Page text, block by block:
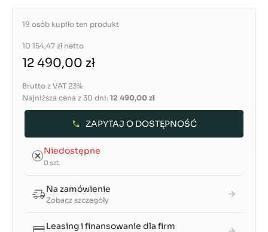
19 osób kupiło ten produkt
10 154,47 zł netto
12 490,00 zł
Brutto z VAT 23%
Najniższa cena z 30 dni: 12 490,00 zł
ZAPYTAJ O DOSTĘPNOŚĆ
Niedostępne
0 szt.
Na zamówienie
Zobacz szczegóły
Leasing i finansowanie dla firm